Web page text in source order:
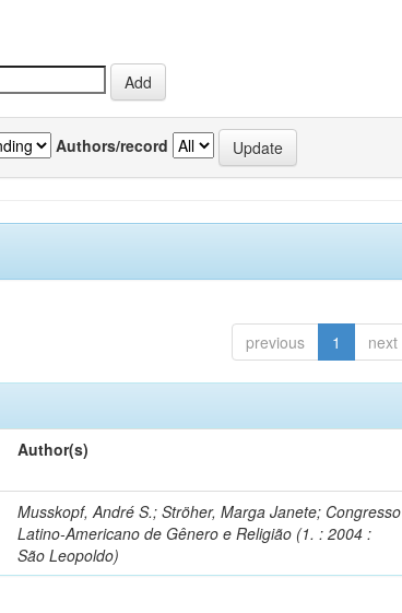
Authors/record
previous 1 next
Author(s)
Musskopf, André S.; Ströher, Marga Janete; Congresso
Latino-Americano de Gênero e Religião (1. : 2004 :
São Leopoldo)